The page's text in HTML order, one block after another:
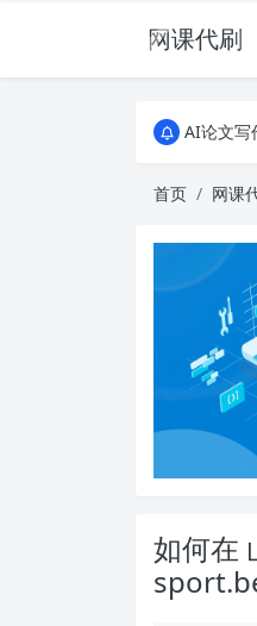
网课代刷
AI论文写
全能网课
全能网课
首页 网课
如何在